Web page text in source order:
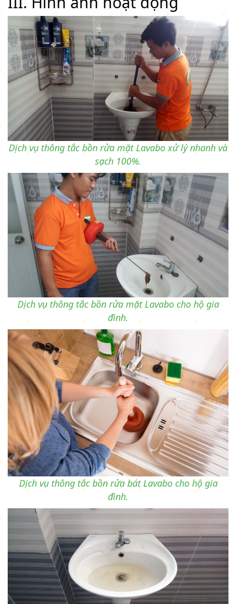
Dịch vụ thông tắc bồn rửa mặt Lavabo xử lý nhanh và
sạch 100%.
Dịch vụ thông tắc bồn rửa mặt Lavabo cho hộ gia
đình.
Dịch vụ thông tắc bồn rửa bát Lavabo cho hộ gia
đình.